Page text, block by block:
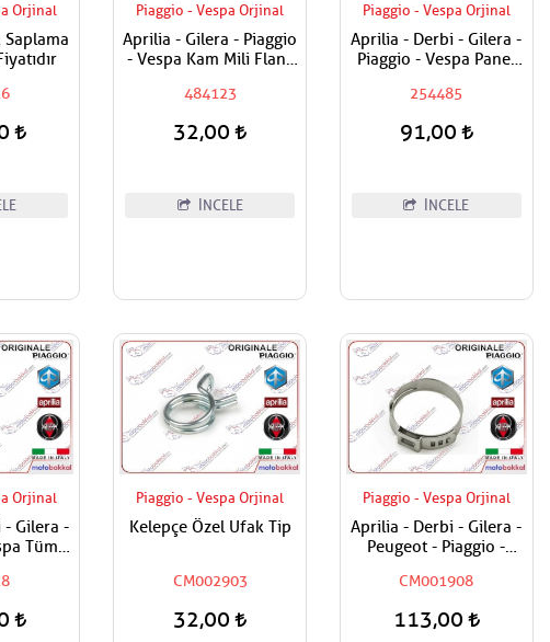
Orjinal Piaggio - Vespa Orjinal
Aprilia - Gilera - Piaggio
- Vespa Kam Mili Flanş
484123
32,00
İNCELE
Piaggio - Vespa Orjinal
Aprilia - Derbi - Gilera -
Piaggio - Vespa Panel
254485
91,00
İNCELE
Orjinal
Gilera -
Tüm
Piaggio - Vespa Orjinal
Kelepçe Özel Ufak Tip
CM002903
32,00
Piaggio - Vespa Orjinal
Aprilia - Derbi - Gilera -
Peugeot - Piaggio -
Hortum Kelepçesi
CM001908
113,00